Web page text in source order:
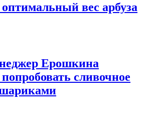
вес арбуза
Ерошкина
сливочное